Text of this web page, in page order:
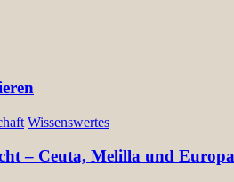
Wissenswertes
– Ceuta, Melilla und